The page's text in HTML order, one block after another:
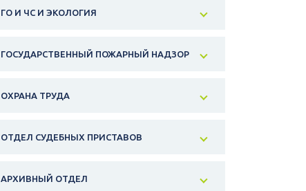
ГО И ЧС И ЭКОЛОГИЯ
ГОСУДАРСТВЕННЫЙ ПОЖАРНЫЙ НАДЗОР
ОХРАНА ТРУДА
ОТДЕЛ СУДЕБНЫХ ПРИСТАВОВ
АРХИВНЫЙ ОТДЕЛ